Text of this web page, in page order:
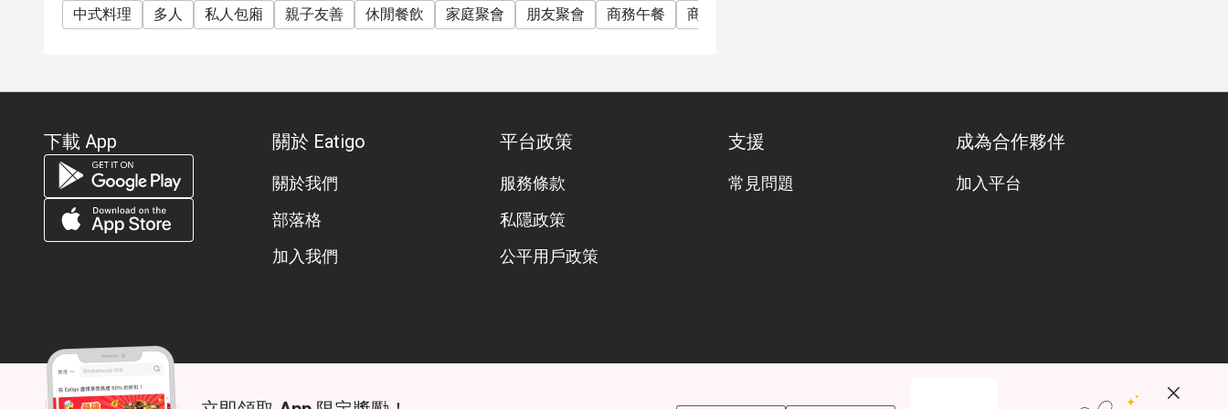
Q: What is the dress code?
A: It is located on the 3rd Level of Conrad Bangkok Hotel, near the Embassy of the United States
中式料理 多人 私人包廂 親子友善 休閒餐飲 家庭聚會 朋友聚會 商務午餐 商務晚餐
下載 App 關於 Eatigo
關於我們
部落格
加入我們
平台政策
服務條款
私隱政策
公平用戶政策
支援
常見問題
成為合作夥伴
加入平台